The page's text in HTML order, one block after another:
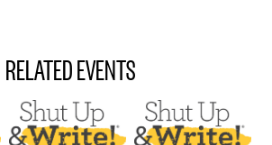
RELATED EVENTS